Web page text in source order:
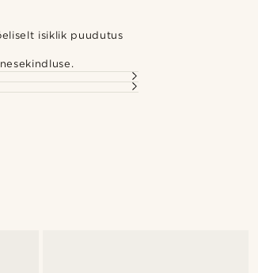
isiklik puudutus